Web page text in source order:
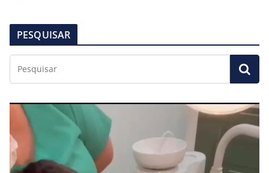
PESQUISAR